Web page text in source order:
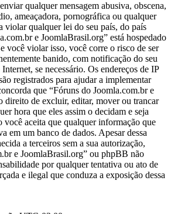
qualquer mensagem abusiva, obscena,
ameaçadora, pornográfica ou qualquer
violar qualquer lei do seu país, do país
e JoomlaBrasil.org” está hospedado
você violar isso, você corre o risco de ser
banido, com notificação do seu
se necessário. Os endereços de IP
registrados para ajudar a implementar
que “Fóruns do Joomla.com.br e
direito de excluir, editar, mover ou trancar
hora que eles assim o decidam e seja
aceita que qualquer informação que
em um banco de dados. Apesar dessa
a terceiros sem a sua autorização,
e JoomlaBrasil.org” ou phpBB não
por qualquer tentativa ou ato de
e ilegal que conduza a exposição dessa